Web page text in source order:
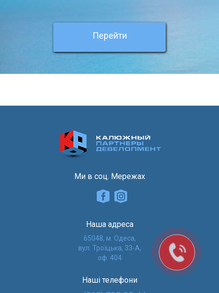
Перейти
Ми в соц. Мережах
Наша адреса
65048, м. Одеса,
вул. Троїцька, 33-А,
оф. 404
Наші телефони